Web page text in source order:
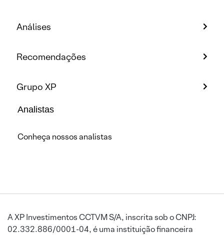
Análises
Recomendações
Grupo XP
Analistas
Conheça nossos analistas
A XP Investimentos CCTVM S/A, inscrita sob o CNPJ:
02.332.886/0001-04, é uma instituição financeira